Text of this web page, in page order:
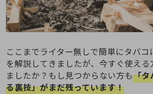
ここまでライター無しで簡単にタバ
を解説してきましたが、今すぐ使える
ましたか？もし見つからない方も「タ
る裏技」がまだ残っています！